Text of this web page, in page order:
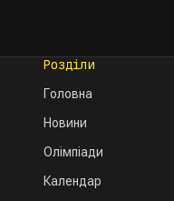
Розділи
Головна
Новини
Олімпіади
Календар